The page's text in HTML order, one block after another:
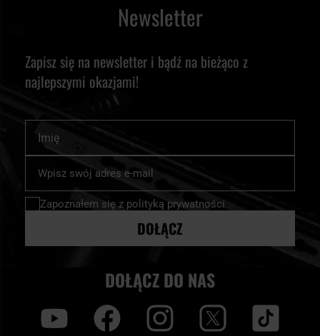
Newsletter
Zapisz się na newsletter i bądź na bieżąco z
najlepszymi okazjami!
nasz
newsletter:
Zapoznałem się z polityką prywatności
DOŁĄCZ
DOŁĄCZ DO NAS